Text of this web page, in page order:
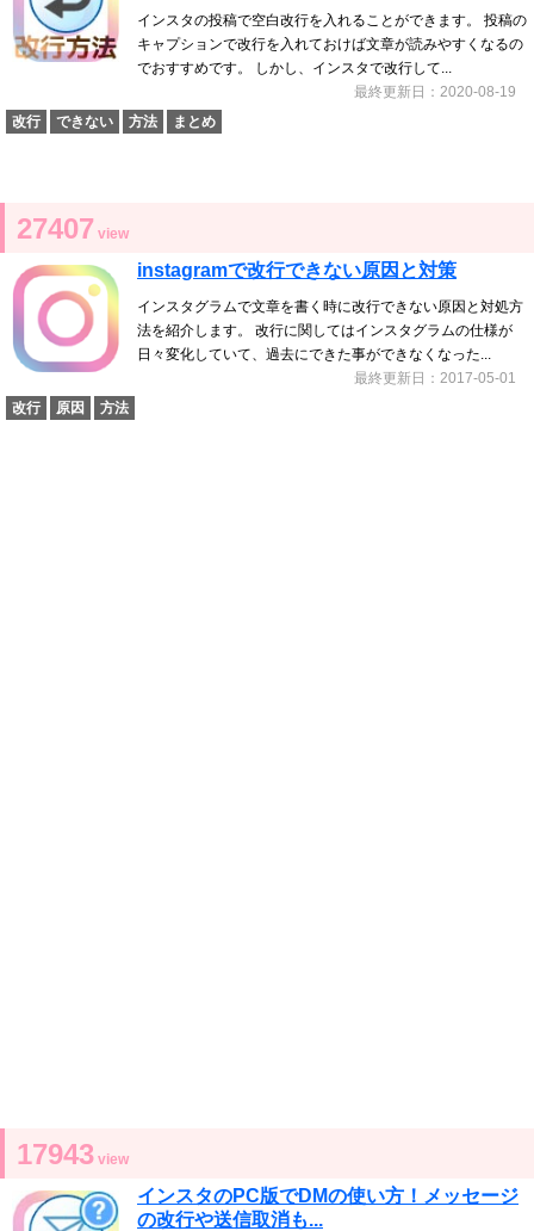
インスタの投稿で空白改行を入れることができます。 投稿の
キャプションで改行を入れておけば文章が読みやすくなるの
でおすすめです。 しかし、インスタで改行して...
最終更新日：2020-08-19
改行
できない 方法 まとめ
27407 view
instagramで改行できない原因と対策
インスタグラムで文章を書く時に改行できない原因と対処方
法を紹介します。 改行に関してはインスタグラムの仕様が
日々変化していて、過去にできた事ができなくなった...
最終更新日：2017-05-01
改行
原因 方法
17943 view
インスタのPC版でDMの使い方！メッセージ
の改行や送信取消も...